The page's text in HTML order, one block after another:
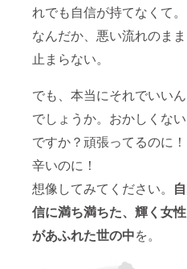
れでも自信が持てなくて。
なんだか、悪い流れのまま
止まらない。
でも、本当にそれでいいん
でしょうか。おかしくない
ですか？頑張ってるのに！
辛いのに！
想像してみてください。 自
信に満ち満ちた、輝く女性
があふれた世の中を。